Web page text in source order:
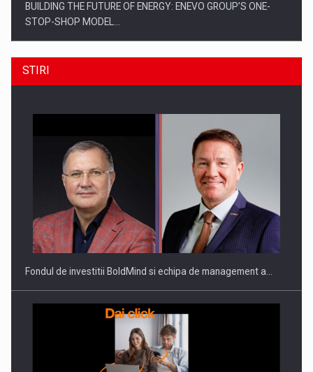
BUILDING THE FUTURE OF ENERGY: ENEVO GROUP’S ONE-
STOP-SHOP MODEL…
ROOTED IN ROMANIA, BUILT TO DELIVER TECHNOLOGY FOR
THE…
STIRI
Fondul de investitii BoldMind si echipa de management a…